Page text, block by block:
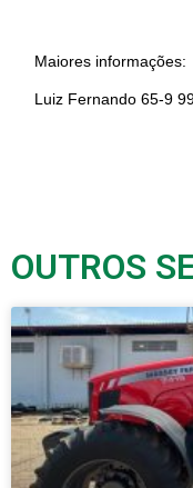
Maiores informações:
Luiz Fernando 65-9
OUTROS